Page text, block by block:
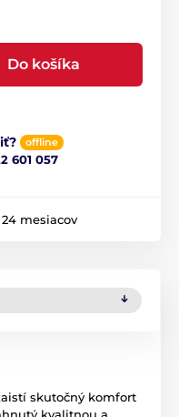
Do košíka
offline
601 057
24 mesiacov
skutočný komfort